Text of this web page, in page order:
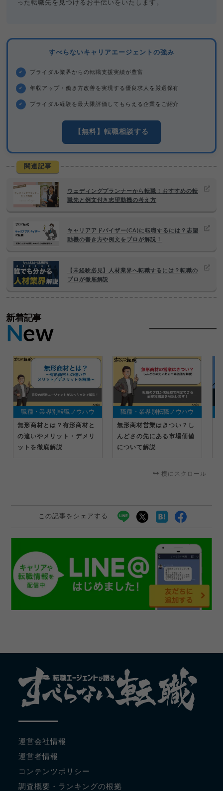
った転職先を見つけるお手伝いをいたします。
すべらないキャリアエージェントの強み
✔ ブライダル業界からの転職支援実績が豊富
✔ 年収アップ・働き方改善を実現する優良求人を厳選保有
✔ ブライダル経験を最大限評価してもらえる企業をご紹介
【無料】転職相談する
関連記事
ウェディングプランナーから転職！おすすめの転
職先と例文付き志望動機の考え方
キャリアアドバイザー(CA)に転職するには？志望
動機の書き方や例文をプロが解説！
【未経験必見】人材業界へ転職するには？転職の
プロが徹底解説
新着記事
New
職種・業界別転職ノウハウ
無形商材とは？有形商材と
の違いやメリット・デメリ
ットを徹底解説
職種・業界別転職ノウハウ
無形商材営業はきつい？し
んどさの先にある市場価値
について解説
横にスクロール
この記事をシェアする
運営会社情報
運営者情報
コンテンツポリシー
調査概要・ランキングの根拠